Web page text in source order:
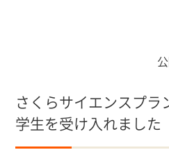
さくらサイエンスプラ
学生を受け入れました